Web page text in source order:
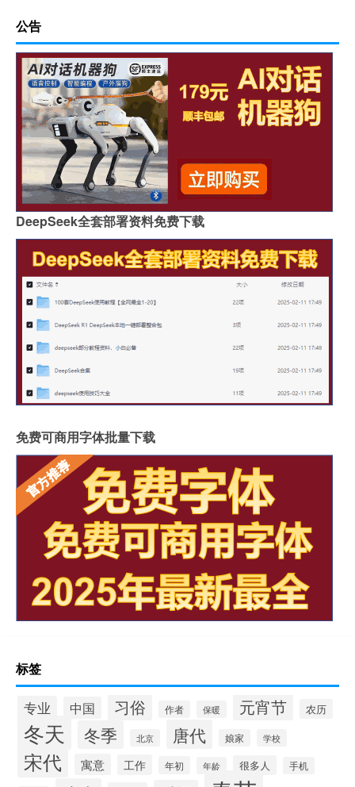
公告
DeepSeek全套部署资料免费下载
免费可商用字体批量下载
标签
专业 中国 习俗 作者 保暖 元宵节 农历
冬天 冬季 北京 唐代 娘家 学校
宋代 寓意 工作 年初 年龄 很多人 手机